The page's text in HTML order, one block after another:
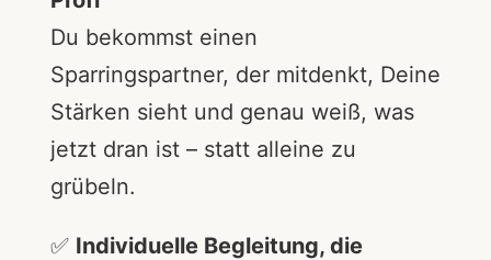
Du bekommst einen
Sparringspartner, der mitdenkt, Deine
Stärken sieht und genau weiß, was
jetzt dran ist – statt alleine zu
grübeln.
✅ Individuelle Begleitung, die